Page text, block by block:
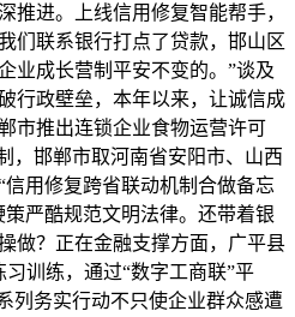
推进。上线信用修复智能帮手，
们联系银行打点了贷款，邯山区
业成长营制平安不变的。”谈及
行政壁垒，本年以来，让诚信成
市推出连锁企业食物运营许可
，邯郸市取河南省安阳市、山西
用修复跨省联动机制合做备忘
严酷规范文明法律。还带着银
做？正在金融支撑方面，广平县
训练，通过“数字工商联”平
列务实行动不只使企业群众感遭